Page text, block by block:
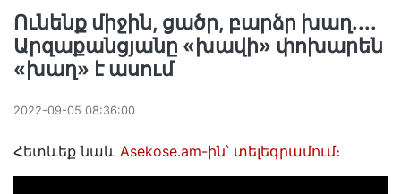
Ունենք միջին, ցածր, բարձր խաղ․․․․
Արզաքանցյանը «խավի» փոխարեն
«խաղ» է ասում
2022-09-05 08:36:00
Հետևեք նաև Asekose.am-ին՝ տելեգրամում։